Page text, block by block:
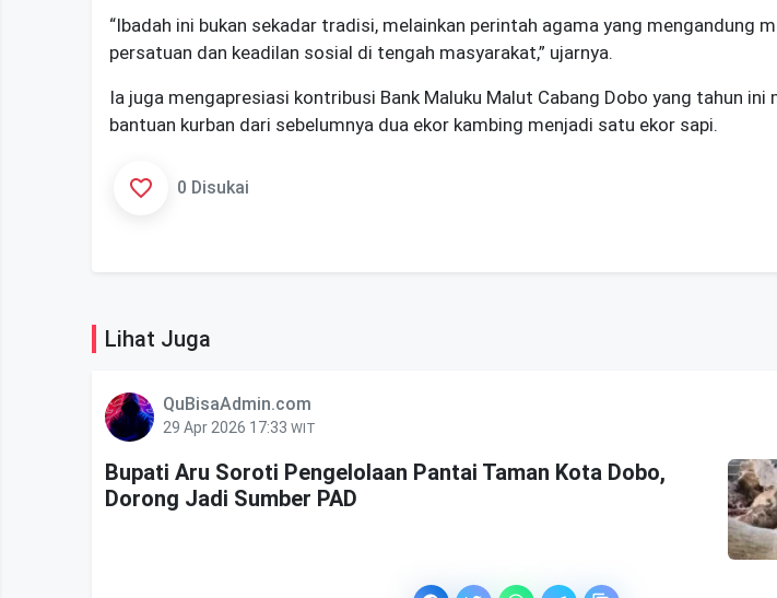
“Ibadah ini bukan sekadar tradisi, melainkan perintah agama yang mengandung
persatuan dan keadilan sosial di tengah masyarakat,” ujarnya.
Ia juga mengapresiasi kontribusi Bank Maluku Malut Cabang Dobo yang tahun ini
bantuan kurban dari sebelumnya dua ekor kambing menjadi satu ekor sapi.
0 Disukai
Lihat Juga
QuBisaAdmin.com
29 Apr 2026 17:33 WIT
Bupati Aru Soroti Pengelolaan Pantai Taman Kota Dobo,
Dorong Jadi Sumber PAD